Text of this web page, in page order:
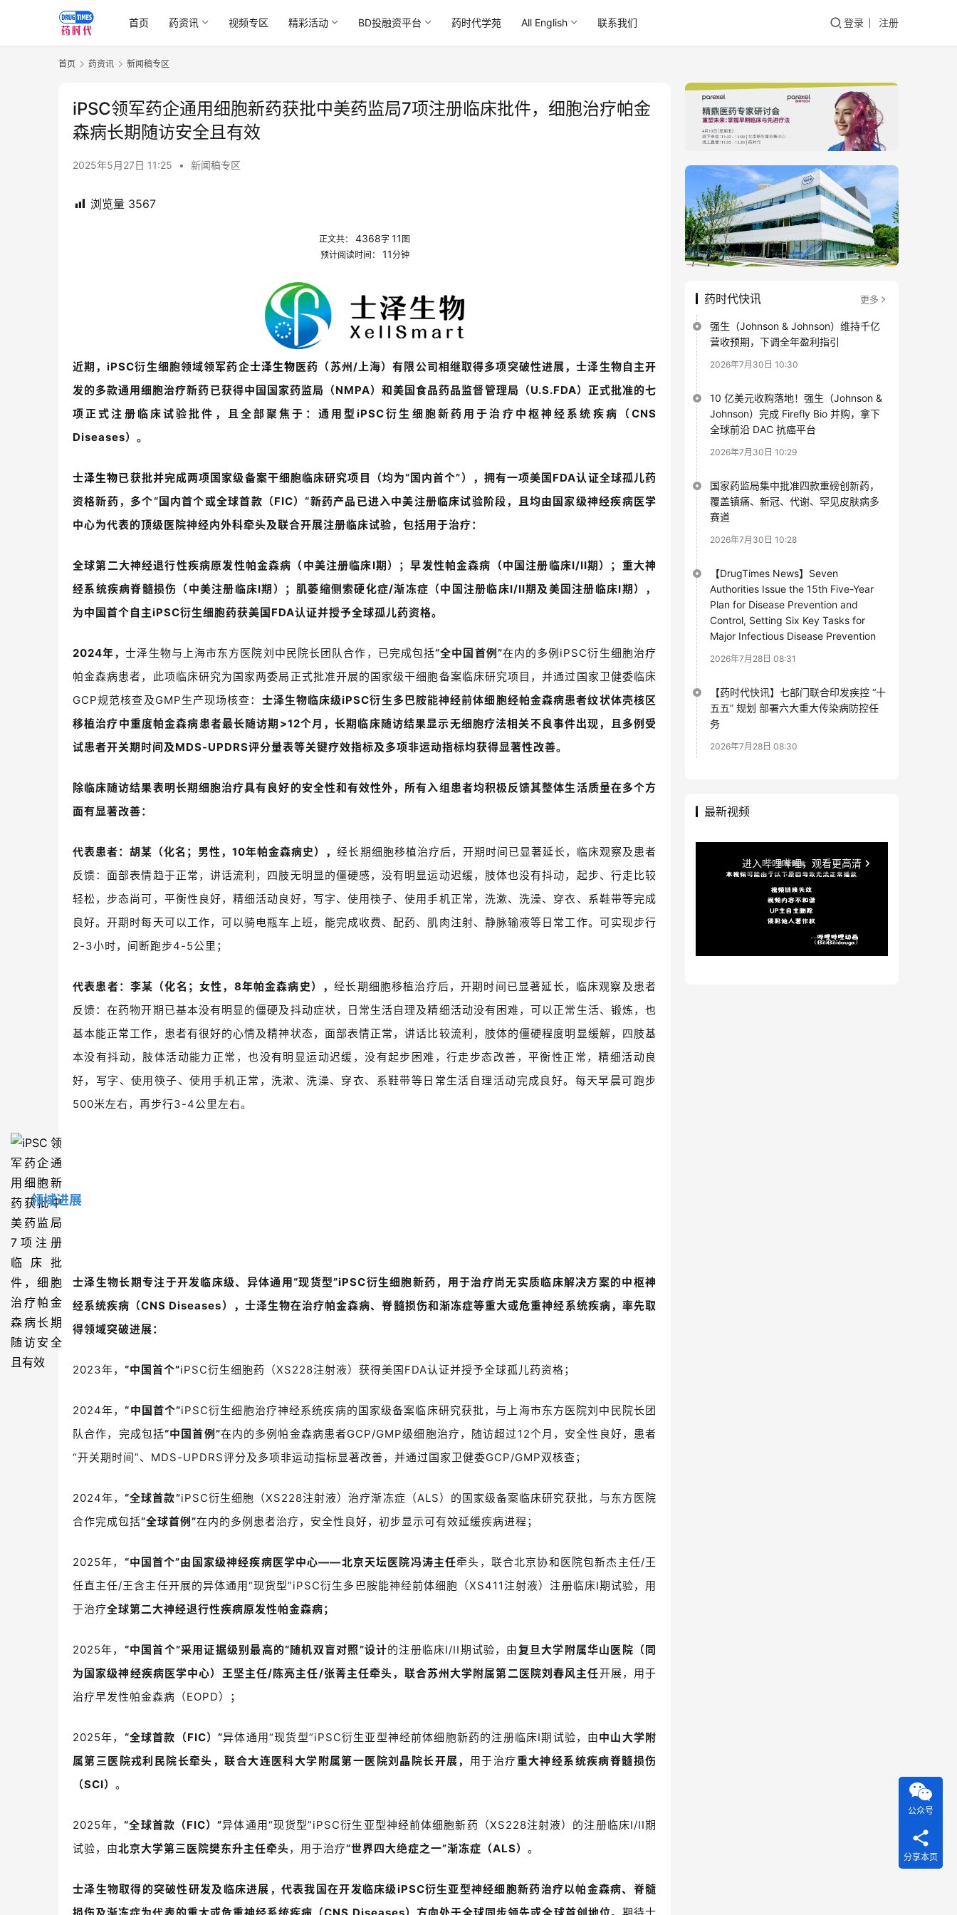
首页 药资讯 视频专区 精彩活动 BD投融资平台 药时代学苑 All English 联系我们 登录 注册
首页 药资讯 新闻稿专区
iPSC领军药企通用细胞新药获批中美药监局7项注册临床批件，细胞治疗帕金
森病长期随访安全且有效
2025年5月27日 11:25 • 新闻稿专区
浏览量 3567
正文共： 4368字 11 图
预计阅读时间：
11分钟
近期，iPSC衍生细胞领域领军药企士泽生物医药（苏州/ 上海）有限公司相继取得多项突破性进展，士泽生物自主开
发的多款通用细胞治疗新药已获得中国国家药监局（NMPA）和美国食品药品监督管理局（U.S.FDA）正式批准的七
项正式注册临床试验批件，且全部聚焦于：通用型iPSC衍生细胞新药用于治疗中枢神经系统疾病（CNS
Diseases）。
士泽生物已获批并完成两项国家级备案干细胞临床研究项目（均为“国内首个”），拥有一项美国FDA认证全球孤儿药
资格新药，多个“国内首个或全球首款（FIC）“新药产品已进入中美注册临床试验阶段，且均由国家级神经疾病医学
中心为代表的顶级医院神经内外科牵头及联合开展注册临床试验， 包括用于治疗：
全球第二大神经退行性疾病原发性帕金森病（中美注册临床I期）；早发性帕金森病（中国注册临床I/II期）；重大神
经系统疾病脊髓损伤（中美注册临床I期）；肌萎缩侧索硬化症/渐冻症（中国注册临床I/II期及美国注册临床I期），
为中国首个自主iPSC衍生细胞药获美国FDA认证并授予全球孤儿药资格。
2024年，士泽生物与上海市东方医院刘中民院长团队合作，已完成包括“全中国首例”在内的多例iPSC衍生细胞治疗
帕金森病患者，此项临床研究为国家两委局正式批准开展的国家级干细胞备案临床研究项目，并通过国家卫健委临床
GCP规范核查及GMP生产现场核查： 士泽生物临床级iPSC衍生多巴胺能神经前体细胞经帕金森病患者纹状体壳核区
移植治疗中重度帕金森病患者最长随访期 >12个月，长期临床随访结果显示无细胞疗法相关不良事件出现，且多例受
试患者开关期时间及MDS-UPDRS评分量表等关键疗效指标及多项非运动指标均获得显著性改善。
除临床随访结果表明长期细胞治疗具有良好的安全性和有效性外，所有入组患者均积极反馈其整体生活质量在多个方
面有显著改善：
代表患者：胡某（化名；男性，10年帕金森病史），经长期细胞移植治疗后，开期时间已显著延长，临床观察及患者
反馈：面部表情趋于正常，讲话流利，四肢无明显的僵硬感，没有明显运动迟缓，肢体也没有抖动，起步、行走比较
轻松，步态尚可，平衡性良好，精细活动良好，写字、使用筷子、使用手机正常，洗漱、洗澡、穿衣、系鞋带等完成
良好。开期时每天可以工作，可以骑电瓶车上班，能完成收费、配药、肌肉注射、静脉输液等日常工作。可实现步行
2-3小时，间断跑步4-5公里；
代表患者：李某（化名；女性， 8年帕金森病史），经长期细胞移植治疗后，开期时间已显著延长，临床观察及患者
反馈：在药物开期已基本没有明显的僵硬及抖动症状，日常生活自理及精细活动没有困难，可以正常生活、锻炼，也
基本能正常工作，患者有很好的心情及精神状态，面部表情正常，讲话比较流利，肢体的僵硬程度明显缓解，四肢基
本没有抖动，肢体活动能力正常，也没有明显运动迟缓，没有起步困难，行走步态改善，平衡性正常，精细活动良
好，写字、使用筷子、使用手机正常，洗漱、洗澡、穿衣、系鞋带等日常生活自理活动完成良好。每天早晨可跑步
500米左右，再步行3-4公里左右。
领域进展
士泽生物长期专注于开发临床级、异体通用“现货型”iPSC衍生细胞新药，用于治疗尚无实质临床解决方案的中枢神
经系统疾病（CNS Diseases）， 士泽生物在治疗帕金森病、脊髓损伤和渐冻症等重大或危重神经系统疾病，率先取
得领域突破进展：
2023年， “中国首个”iPSC衍生细胞药（XS228注射液）获得美国FDA认证并授予全球孤儿药资格；
2024年，“中国首个”iPSC衍生细胞治疗神经系统疾病的国家级备案临床研究获批，与上海市东方医院刘中民院长团
队合作，完成包括“中国首例”在内的多例帕金森病患者GCP/GMP级细胞治疗，随访超过 12个月，安全性良好，患者
“开关期时间”、 MDS-UPDRS评分及多项非运动指标显著改善，并通过国家卫健委GCP/GMP双核查；
2024年，“全球首款”iPSC衍生细胞（XS228注射液）治疗渐冻症（ALS）的国家级备案临床研究获批，与东方医院
合作完成包括“全球首例”在内的多例患者治疗，安全性良好，初步显示可有效延缓疾病进程；
2025年， “中国首个”由 国家级神经疾病医学中心——北京天坛医院冯涛主任牵头，联合北京协和医院包新杰主任/王
任直主任/王含主任开展的异体通用“现货型”iPSC衍生多巴胺能神经前体细胞（XS411注射液）注册临床I期试验，用
于治疗全球第二大神经退行性疾病原发性帕金森病；
2025年， “中国首个”采用证据级别最高的“随机双盲对照”设计的注册临床I/II期试验，由复旦大学附属华山医院（同
为国家级神经疾病医学中心）王坚主任/陈亮主任/张菁主任牵头，联合苏州大学附属第二医院刘春风主任开展，用于
治疗早发性帕金森病（EOPD） ；
2025年， “全球首款（FIC）”异体通用“现货型”iPSC衍生亚型神经前体细胞新药的注册临床I期试验，由中山大学附
属第三医院戎利民院长牵头 ，联合大连医科大学附属第一医院刘晶院长开展， 用于治疗重大神经系统疾病脊髓损伤
（SCI） 。
2025年，“全球首款（FIC）”异体通用“现货型”iPSC衍生亚型神经前体细胞新药（XS228注射液）的注册临床I/II期
试验，由北京大学第三医院樊东升主任牵头， 用于治疗“世界四大绝症之一”渐冻症（ALS） 。
士泽生物取得的突破性研发及临床进展，代表我国在开发临床级iPSC衍生亚型神经细胞新药治疗以帕金森病、脊髓
损伤及渐冻症为代表的重大或危重神经系统疾病 （CNS Diseases） 方向处于全球同步领先或全球首创地位。 期待士
药时代快讯 更多
强生（Johnson & Johnson）维持千亿
营收预期，下调全年盈利指引
2026年7月30日 10:30
10 亿美元收购落地！强生（Johnson &
Johnson）完成 Firefly Bio 并购，拿下
全球前沿 DAC 抗癌平台
2026年7月30日 10:29
国家药监局集中批准四款重磅创新药，
覆盖镇痛、新冠、代谢、罕见皮肤病多
赛道
2026年7月30日 10:28
【DrugTimes News】Seven
Authorities Issue the 15th Five-Year
Plan for Disease Prevention and
Control, Setting Six Key Tasks for
Major Infectious Disease Prevention
2026年7月28日 08:31
【药时代快讯】七部门联合印发疾控 “十
五五” 规划 部署六大重大传染病防控任
务
2026年7月28日 08:30
最新视频
公众号
分享本页